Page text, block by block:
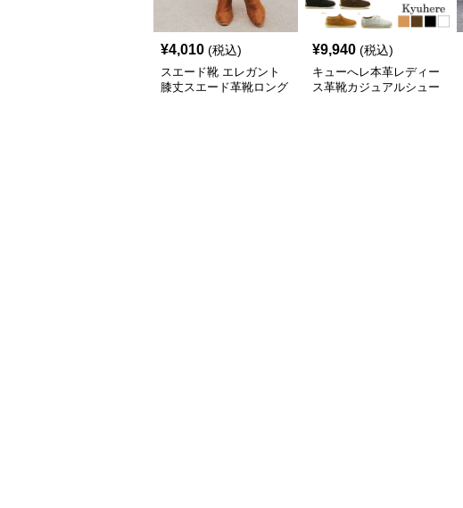
¥4,010 (税込)
スエード靴 エレガント
膝丈スエード革靴ロング
¥9,940 (税込)
キューへレ本革レディー
ス革靴カジュアルシュー